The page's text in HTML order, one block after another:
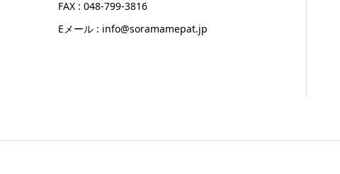
FAX : 048-799-3816
Eメール : info@soramamepat.jp